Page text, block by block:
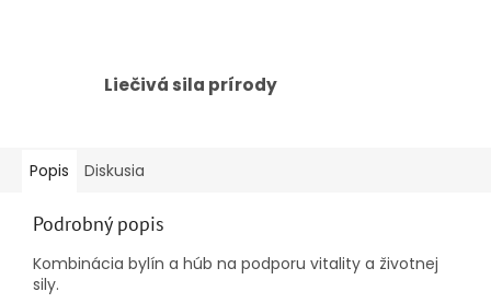
Liečivá sila prírody
Popis Diskusia
Podrobný popis
Kombinácia bylín a húb na podporu vitality a životnej
sily.